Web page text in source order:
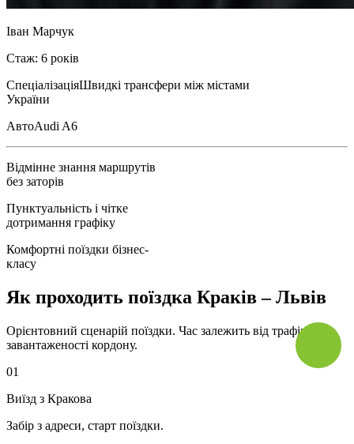
Іван Марчук
Стаж: 6 років
СпеціалізаціяШвидкі трансфери між містами
України
АвтоAudi A6
Відмінне знання маршрутів
без заторів
Пунктуальність і чітке
дотримання графіку
Комфортні поїздки бізнес-
класу
Як проходить поїздка Краків – Львів
Орієнтовний сценарій поїздки. Час залежить від трафіку та
завантаженості кордону.
01
Виїзд з Кракова
Забір з адреси, старт поїздки.